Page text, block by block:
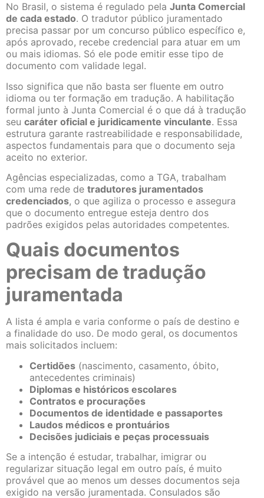
No Brasil, o sistema é regulado pela Junta Comercial
de cada estado. O tradutor público juramentado
precisa passar por um concurso público específico e,
após aprovado, recebe credencial para atuar em um
ou mais idiomas. Só ele pode emitir esse tipo de
documento com validade legal.
Isso significa que não basta ser fluente em outro
idioma ou ter formação em tradução. A habilitação
formal junto à Junta Comercial é o que dá à tradução
seu caráter oficial e juridicamente vinculante. Essa
estrutura garante rastreabilidade e responsabilidade,
aspectos fundamentais para que o documento seja
aceito no exterior.
Agências especializadas, como a TGA, trabalham
com uma rede de tradutores juramentados
credenciados, o que agiliza o processo e assegura
que o documento entregue esteja dentro dos
padrões exigidos pelas autoridades competentes.
Quais documentos
precisam de tradução
juramentada
A lista é ampla e varia conforme o país de destino e
a finalidade do uso. De modo geral, os documentos
mais solicitados incluem:
Certidões (nascimento, casamento, óbito,
antecedentes criminais)
Diplomas e históricos escolares
Contratos e procurações
Documentos de identidade e passaportes
Laudos médicos e prontuários
Decisões judiciais e peças processuais
Se a intenção é estudar, trabalhar, imigrar ou
regularizar situação legal em outro país, é muito
provável que ao menos um desses documentos seja
exigido na versão juramentada. Consulados são